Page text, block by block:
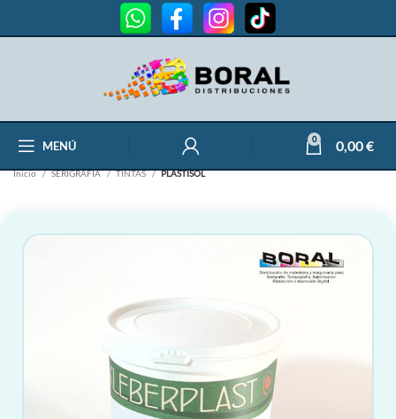
MENÚ 0 0,00€
Inicio SERIGRAFÍA TINTAS PLASTISOL